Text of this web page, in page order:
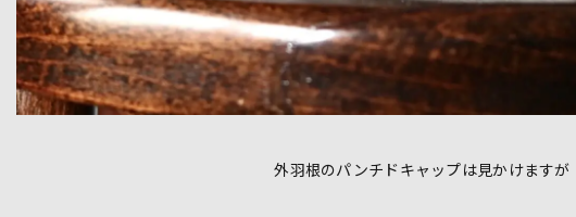
外羽根のパンチドキャップは見かけますが